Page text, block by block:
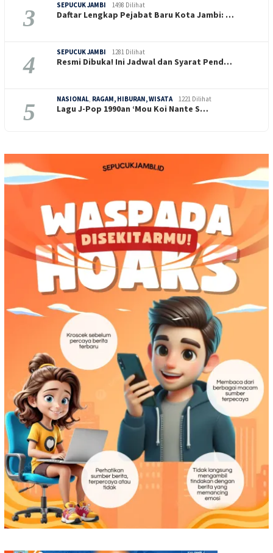
3 SEPUCUK JAMBI 1498 Dilihat
Daftar Lengkap Pejabat Baru Kota Jambi: …
4 SEPUCUK JAMBI 1281 Dilihat
Resmi Dibuka! Ini Jadwal dan Syarat Pend…
5 NASIONAL, RAGAM, HIBURAN, WISATA 1221 Dilihat
Lagu J-Pop 1990an ‘Mou Koi Nante S…